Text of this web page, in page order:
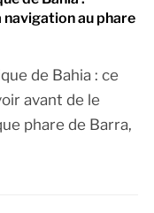
navigation au phare
de Bahia : ce
avant de le
phare de Barra,